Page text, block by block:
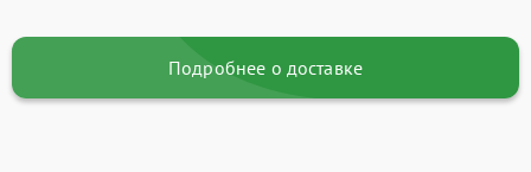
Подробнее о доставке